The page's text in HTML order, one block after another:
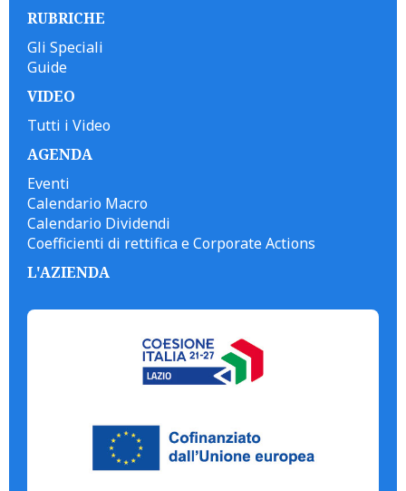
RUBRICHE
Gli Speciali
Guide
VIDEO
Tutti i Video
AGENDA
Eventi
Calendario Macro
Calendario Dividendi
Coefficienti di rettifica e Corporate Actions
L'AZIENDA